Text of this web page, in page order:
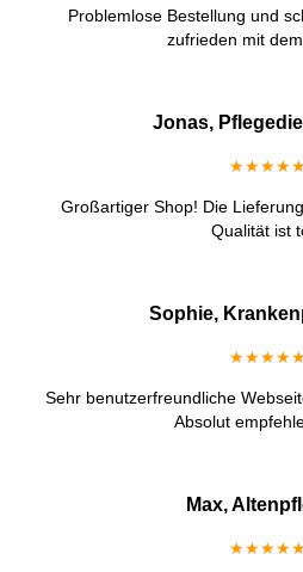
Problemlose Bestellung und
zufrieden mit
Jonas,
Großartiger Shop! Die
Qualität ist
Sophie,
Sehr benutzerfreundliche
Absolut
Max,